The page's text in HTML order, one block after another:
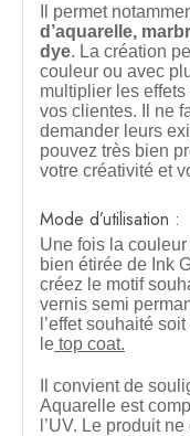
Il permet
d’aquarelle,
dye. La création
couleur ou avec
multiplier les
vos clientes. Il ne
demander leurs
pouvez très bien
votre créativité et
Mode d’utilisation :
Une fois la
bien étirée de Ink
créez le motif
vernis semi
l’effet souhaité
le top coat.
Il convient de
Aquarelle est
l’UV. Le produit